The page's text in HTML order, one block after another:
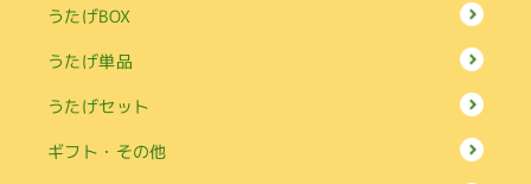
うたげBOX
うたげ単品
うたげセット
ギフト・その他